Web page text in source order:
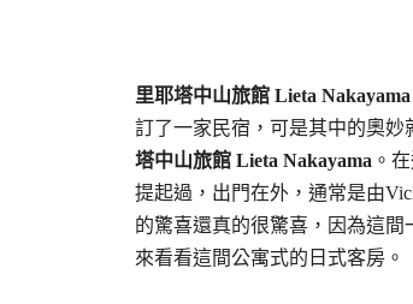
里耶塔中山旅館 Lieta Nakayama
訂了一家民宿，可是其中的奧
塔中山旅館 Lieta Nakayama 。
提起過，出門在外，通常是由
的驚喜還真的很驚喜，因為這
來看看這間公寓式的日式客房。